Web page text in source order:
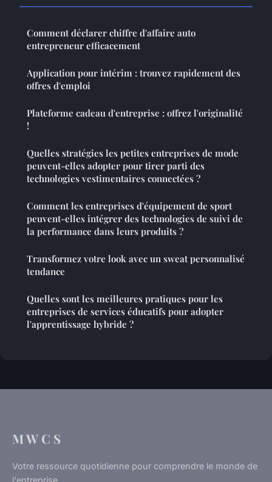
Comment déclarer chiffre d'affaire auto
entrepreneur efficacement
Application pour intérim : trouvez rapidement des
offres d'emploi
Plateforme cadeau d'entreprise : offrez l'originalité
!
Quelles stratégies les petites entreprises de mode
peuvent-elles adopter pour tirer parti des
technologies vestimentaires connectées ?
Comment les entreprises d'équipement de sport
peuvent-elles intégrer des technologies de suivi de
la performance dans leurs produits ?
Transformez votre look avec un sweat personnalisé
tendance
Quelles sont les meilleures pratiques pour les
entreprises de services éducatifs pour adopter
l'apprentissage hybride ?
M W C S
Votre ressource quotidienne pour comprendre le monde de
l'entreprise